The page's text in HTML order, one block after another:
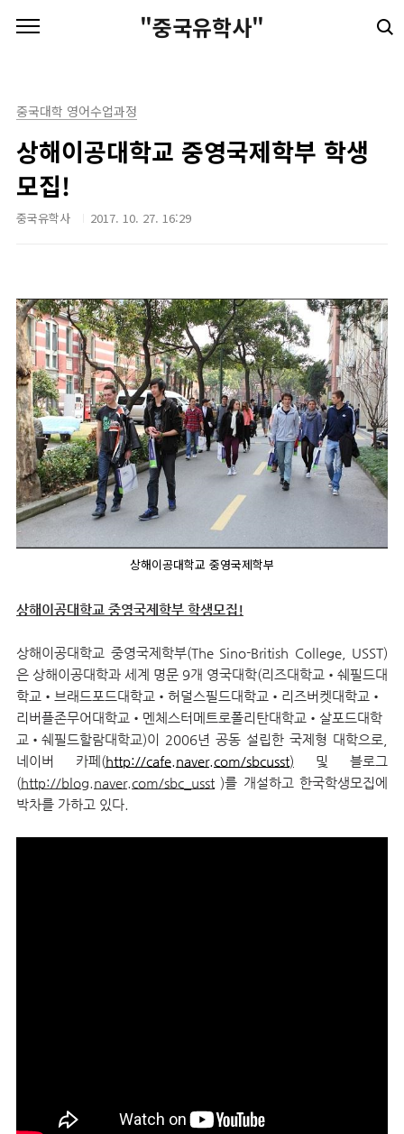
"중국유학사"
중국대학 영어수업과정
상해이공대학교 중영국제학부 학생
모집!
중국유학사 2017. 10. 27. 16:29
상해이공대학교 중영국제학부
상해이공대학교 중영국제학부 학생모집!
상해이공대학교 중영국제학부(The Sino-British College, USST)
은 상해이공대학과 세계 명문 9개 영국대학(리즈대학교•쉐필드대
학교•브래드포드대학교•허덜스필드대학교•리즈버켓대학교•
리버플존무어대학교•멘체스터메트로폴리탄대학교•살포드대학
교•쉐필드할람대학교)이 2006년 공동 설립한 국제형 대학으로,
네이버 카페(http://cafe.naver.com/sbcusst) 및 블로그
(http://blog.naver.com/sbc_usst )를 개설하고 한국학생모집에
박차를 가하고 있다.